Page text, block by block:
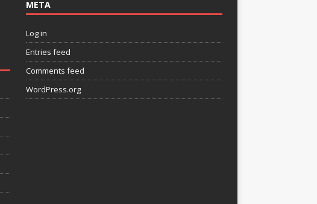
META
Log in
Entries feed
Comments feed
WordPress.org